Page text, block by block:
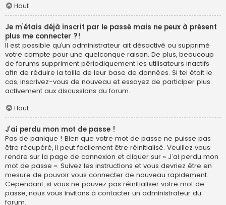
Haut
Je m’étais déjà inscrit par le passé mais ne peux à présent
plus me connecter ?!
Il est possible qu’un administrateur ait désactivé ou supprimé
votre compte pour une quelconque raison. De plus, beaucoup
de forums suppriment périodiquement les utilisateurs inactifs
afin de réduire la taille de leur base de données. Si tel était le
cas, inscrivez-vous de nouveau et essayez de participer plus
activement aux discussions du forum.
Haut
J’ai perdu mon mot de passe !
Pas de panique ! Bien que votre mot de passe ne puisse pas
être récupéré, il peut facilement être réinitialisé. Veuillez vous
rendre sur la page de connexion et cliquer sur « J’ai perdu mon
mot de passe ». Suivez les instructions et vous devriez être en
mesure de pouvoir vous connecter de nouveau rapidement.
Cependant, si vous ne pouvez pas réinitialiser votre mot de
passe, nous vous invitons à contacter un administrateur du
forum.